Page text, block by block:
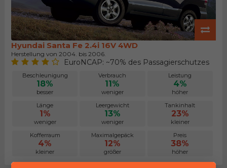
Hyundai Santa Fe 2.4i 16V 4WD
Herstellung von 2004. bis 2006.
EuroNCAP: ~70% des Passagierschutzes
Beschleunigung
18%
besser
Verbrauch
11%
weniger
Leistung
4%
höher
Länge
1%
weniger
Leergewicht
13%
weniger
Tankinhalt
23%
kleiner
Kofferraum
4%
kleiner
Maximalgepäck
12%
größer
Preis
38%
höher